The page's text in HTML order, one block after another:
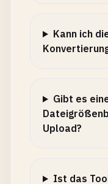
Kann ich
Gibt es
Upload?
Ist das